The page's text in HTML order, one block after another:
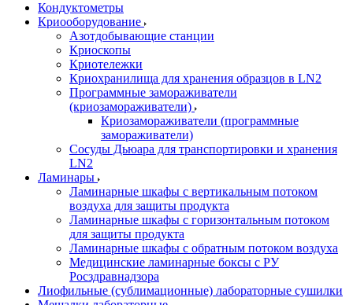
Кондуктометры
Криооборудование
Азотдобывающие станции
Криоскопы
Криотележки
Криохранилища для хранения образцов в LN2
Программные замораживатели
(криозамораживатели)
Криозамораживатели (программные
замораживатели)
Сосуды Дьюара для транспортировки и хранения
LN2
Ламинары
Ламинарные шкафы с вертикальным потоком
воздуха для защиты продукта
Ламинарные шкафы с горизонтальным потоком
для защиты продукта
Ламинарные шкафы с обратным потоком воздуха
Медицинские ламинарные боксы с РУ
Росздравнадзора
Лиофильные (сублимационные) лабораторные сушилки